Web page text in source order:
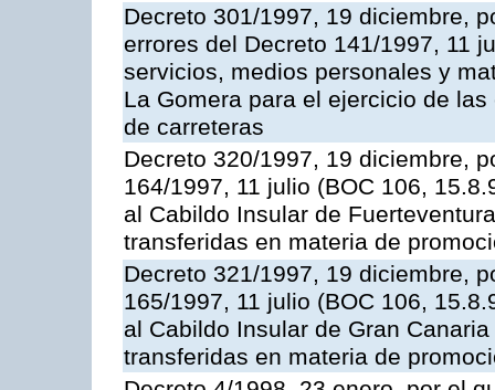
Decreto 301/1997, 19 diciembre,
errores del Decreto 141/1997, 11
servicios, medios personales y
La Gomera para el ejercicio de
de carreteras
Decreto 320/1997, 19 diciembre,
164/1997, 11 julio (BOC 106,
al Cabildo Insular de
transferidas en materia de
Decreto 321/1997, 19 diciembre,
165/1997, 11 julio (BOC 106,
al Cabildo Insular de Gran
transferidas en materia de